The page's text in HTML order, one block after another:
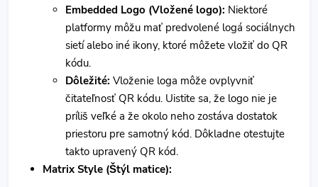
Embedded Logo (Vložené logo): Niektoré
platformy môžu mať predvolené logá sociálnych
sietí alebo iné ikony, ktoré môžete vložiť do QR
kódu.
Dôležité: Vloženie loga môže ovplyvniť
čitateľnosť QR kódu. Uistite sa, že logo nie je
príliš veľké a že okolo neho zostáva dostatok
priestoru pre samotný kód. Dôkladne otestujte
takto upravený QR kód.
Matrix Style (Štýl matice):